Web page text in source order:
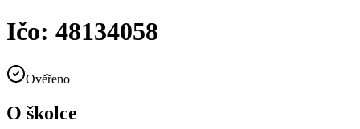
Ičo: 48134058
Ověřeno
O školce